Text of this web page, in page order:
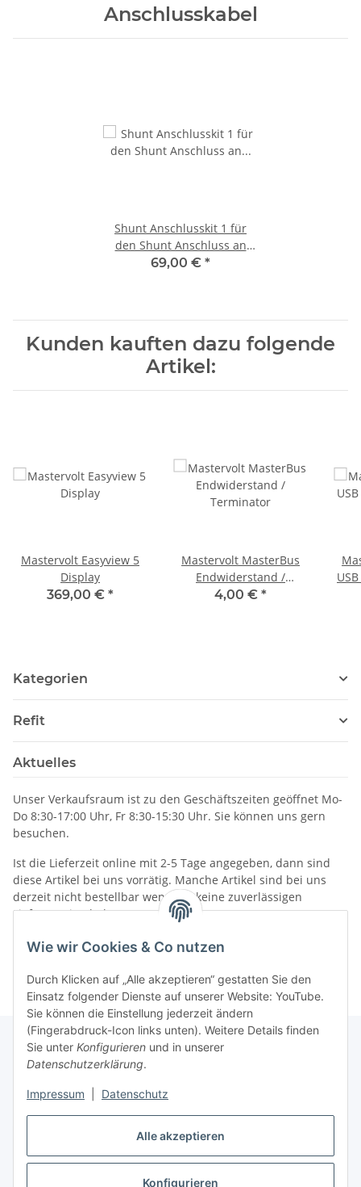
Alle akzeptieren
Konfigurieren
Wie wir Cookies & Co nutzen
Durch Klicken auf „Alle akzeptieren“ gestatten Sie den
Einsatz folgender Dienste auf unserer Website: YouTube.
Sie können die Einstellung jederzeit ändern
(Fingerabdruck-Icon links unten). Weitere Details finden
Sie unter Konfigurieren und in unserer
Datenschutzerklärung.
Impressum Datenschutz
Anschlusskabel
Shunt Anschlusskit 1 für
den Shunt Anschluss an
Batterie Minus
69,00 € *
Kunden kauften dazu folgende
Artikel:
Mastervolt Easyview 5
Display
369,00 € *
Mastervolt MasterBus
Endwiderstand /
Terminator
4,00 € *
Kategorien
Refit
Aktuelles
Unser Verkaufsraum ist zu den Geschäftszeiten geöffnet Mo-
Do 8:30-17:00 Uhr, Fr 8:30-15:30 Uhr. Sie können uns gern
besuchen.
Ist die Lieferzeit online mit 2-5 Tage angegeben, dann sind
diese Artikel bei uns vorrätig. Manche Artikel sind bei uns
derzeit nicht bestellbar wenn wir keine zuverlässigen
Liefertermine haben.
Informationen
Gesetzliche Informationen
Vertrag widerrufen